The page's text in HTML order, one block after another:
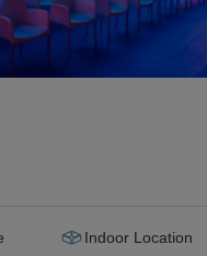
Indoor Location